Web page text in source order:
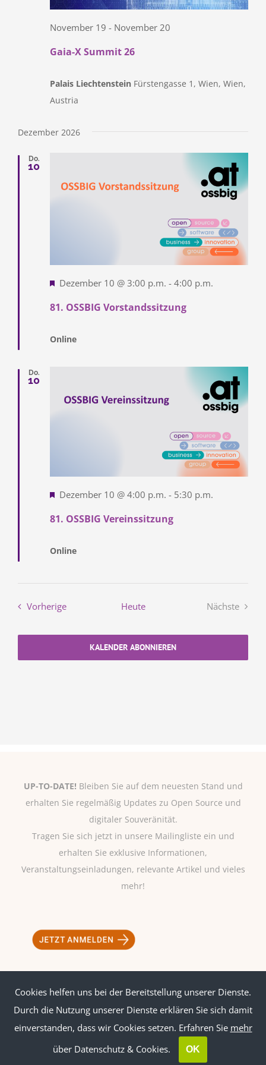
Gaia-X Summit 26
November 19 - November 20
Palais Liechtenstein Fürstengasse 1, Wien, Wien,
Austria
Dezember 2026
Do.
10
81. OSSBIG Vorstandssitzung
Hervorgehoben
Dezember 10 @ 3:00 p.m. -4:00 p.m.
Online
Do.
10
81. OSSBIG Vereinssitzung
Hervorgehoben
Dezember 10 @ 4:00 p.m. - 5:30 p.m.
Online
VorherigeVeranstaltungenHeute
Nächste
KALENDER ABONNIEREN
UP-TO-DATE! Bleiben Sie auf dem neuesten Stand und
erhalten Sie regelmäßig Updates zu Open Source und
digitaler Souveränität.
Tragen Sie sich jetzt in unsere Mailingliste ein und
erhalten Sie exklusive Informationen,
Veranstaltungseinladungen, relevante Artikel und vieles
mehr!
Impressum|Datenschutz
© Copyright2026 | ossbig | All Rights Reserved
Cookies helfen uns bei der Bereitstellung unserer Dienste.
Durch die Nutzung unserer Dienste erklären Sie sich damit
einverstanden, dass wir Cookies setzen. Erfahren Sie mehr
über Datenschutz & Cookies.
OK